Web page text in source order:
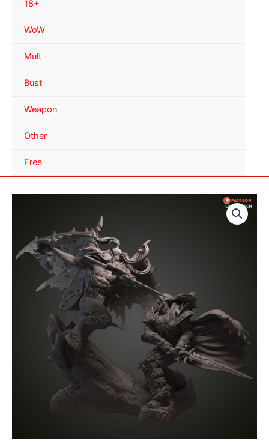
18+
WoW
Mult
Bust
Weapon
Other
Free